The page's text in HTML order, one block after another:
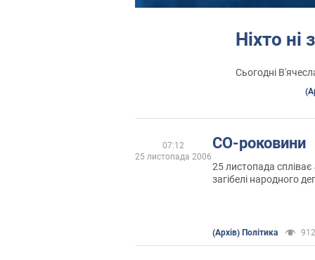
Ніхто ні
Сьогодні
СО-роковини
25 листопада спліває
загібелі народного
(Архів) Політика 912
07:12
25 листопада 2006